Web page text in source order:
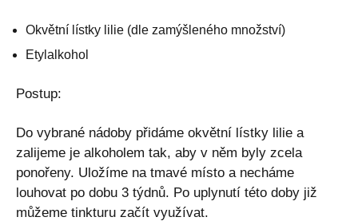
Okvětní lístky lilie (dle zamýšleného množství)
Etylalkohol
Postup:
Do vybrané nádoby přidáme okvětní lístky lilie a
zalijeme je alkoholem tak, aby v něm byly zcela
ponořeny. Uložíme na tmavé místo a necháme
louhovat po dobu 3 týdnů. Po uplynutí této doby již
můžeme tinkturu začít využívat.